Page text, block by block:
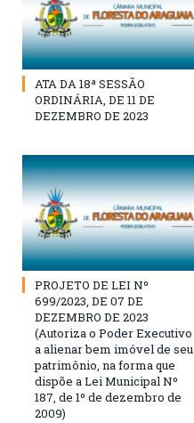
ATA DA 18ª SESSÃO
ORDINÁRIA, DE 11 DE
DEZEMBRO DE 2023
PROJETO DE LEI Nº
699/2023, DE 07 DE
DEZEMBRO DE 2023
(Autoriza o Poder Executivo
a alienar bem imóvel de seu
patrimônio, na forma que
dispõe a Lei Municipal Nº
187, de 1º de dezembro de
2009)